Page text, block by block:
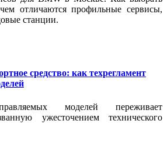
отличаются профильные сервисы,
станции.
средство: как техрегламент
моделей переживает
ужесточением технического